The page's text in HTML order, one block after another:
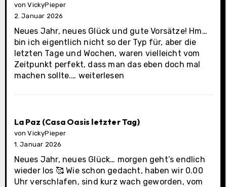
von VickyPieper
2. Januar 2026
Neues Jahr, neues Glück und gute Vorsätze! Hm…
bin ich eigentlich nicht so der Typ für, aber die
letzten Tage und Wochen, waren vielleicht vom
Zeitpunkt perfekt, dass man das eben doch mal
machen sollte.… Los
Municipality
weiterlesen
La Paz (Casa Oasis letzter Tag)
von VickyPieper
1. Januar 2026
Neues Jahr, neues Glück… morgen geht’s endlich
wieder los 🥰 Wie schon gedacht, haben wir 0.00
Uhr verschlafen, sind kurz wach geworden, vom